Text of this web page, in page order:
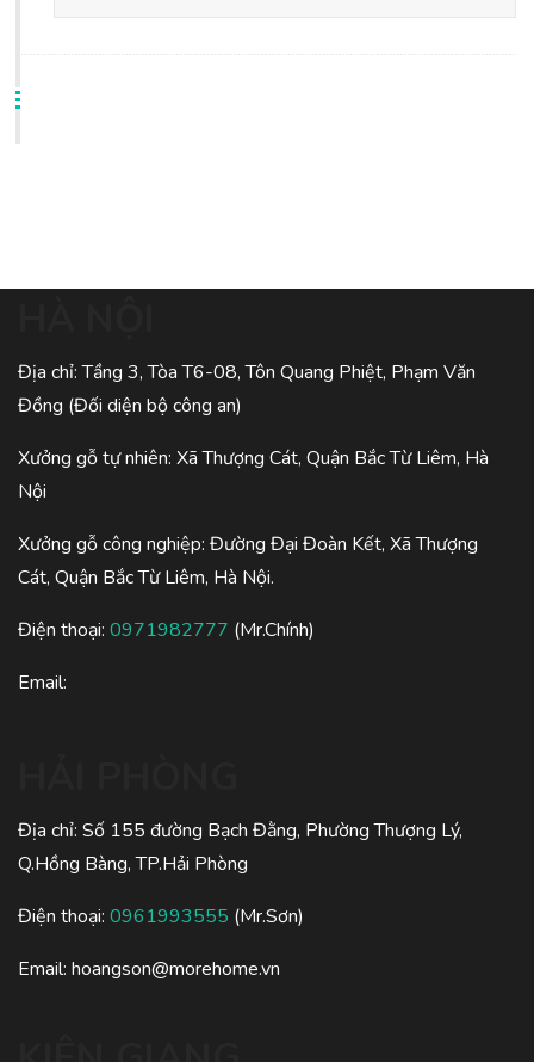
Địa chỉ: Tầng 3, Tòa T6-08, Tôn Quang Phiệt, Phạm Văn
Đồng (Đối diện bộ công an)
Xưởng gỗ tự nhiên: Xã Thượng Cát, Quận Bắc Từ Liêm, Hà
Nội
Xưởng gỗ công nghiệp: Đường Đại Đoàn Kết, Xã Thượng
Cát, Quận Bắc Từ Liêm, Hà Nội.
Điện thoại: 0971982777 (Mr.Chính)
Email:
Địa chỉ: Số 155 đường Bạch Đằng, Phường Thượng Lý,
Q.Hồng Bàng, TP.Hải Phòng
Điện thoại: 0961993555 (Mr.Sơn)
Email: hoangson@morehome.vn